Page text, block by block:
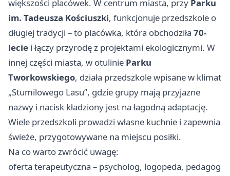
większości placówek. W centrum miasta, przy Parku
im. Tadeusza Kościuszki, funkcjonuje przedszkole o
długiej tradycji – to placówka, która obchodziła 70-
lecie i łączy przyrodę z projektami ekologicznymi. W
innej części miasta, w otulinie Parku
Tworkowskiego, działa przedszkole wpisane w klimat
„Stumilowego Lasu”, gdzie grupy mają przyjazne
nazwy i nacisk kładziony jest na łagodną adaptację.
Wiele przedszkoli prowadzi własne kuchnie i zapewnia
świeże, przygotowywane na miejscu posiłki.
Na co warto zwrócić uwagę:
oferta terapeutyczna – psycholog, logopeda, pedagog